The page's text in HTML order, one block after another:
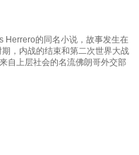
Herrero的同名小说，故事发生在
，内战的结束和第二次世界大战
自上层社会的名流佛朗哥外交部